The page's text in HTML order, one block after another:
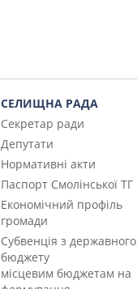
СЕЛИЩНА РАДА
Секретар ради
Депутати
Нормативні акти
Паспорт Смолінської ТГ
Економічний профіль
громади
Субвенція з державного
бюджету
місцевим бюджетам на